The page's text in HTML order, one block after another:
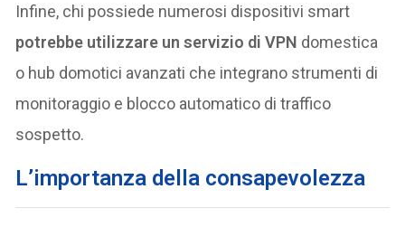
Infine, chi possiede numerosi dispositivi smart
potrebbe utilizzare un servizio di VPN domestica
o hub domotici avanzati che integrano strumenti di
monitoraggio e blocco automatico di traffico
sospetto.
L’importanza della consapevolezza